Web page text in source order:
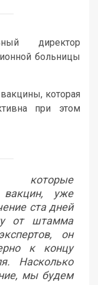
директор
больницы
которая
при этом
которые
вакцин, уже
ста дней
от штамма
он
к концу
Насколько
мы будем